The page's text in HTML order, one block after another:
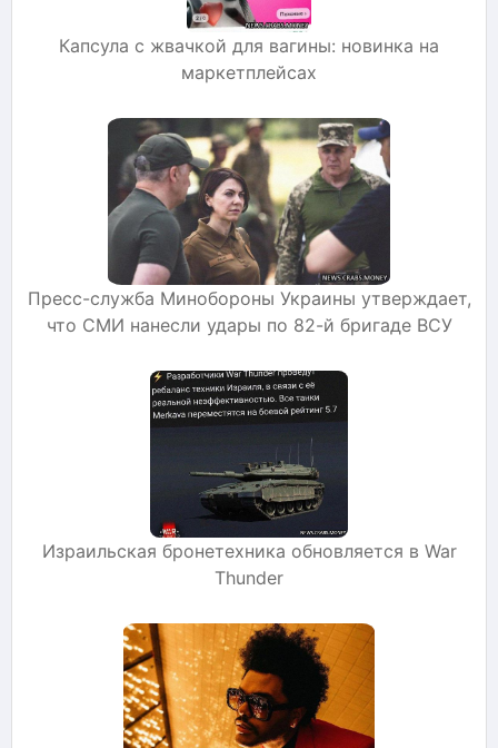
Капсула с жвачкой для вагины: новинка на
маркетплейсах
Пресс-служба Минобороны Украины утверждает,
что СМИ нанесли удары по 82-й бригаде ВСУ
Израильская бронетехника обновляется в War
Thunder